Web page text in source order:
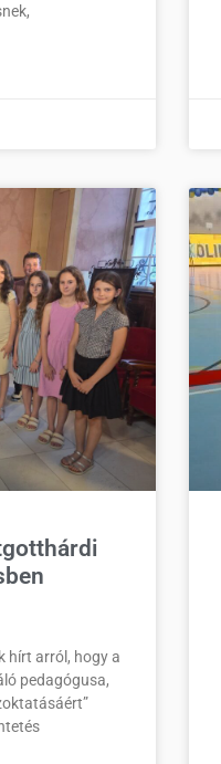
hírt arról, hogy a
pedagógusa,